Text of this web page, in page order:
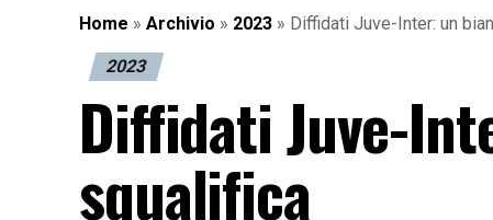
Home » Archivio » 2023 » Diffidati Juve-Inter: un
2023
Diffidati Juve-
squalifica